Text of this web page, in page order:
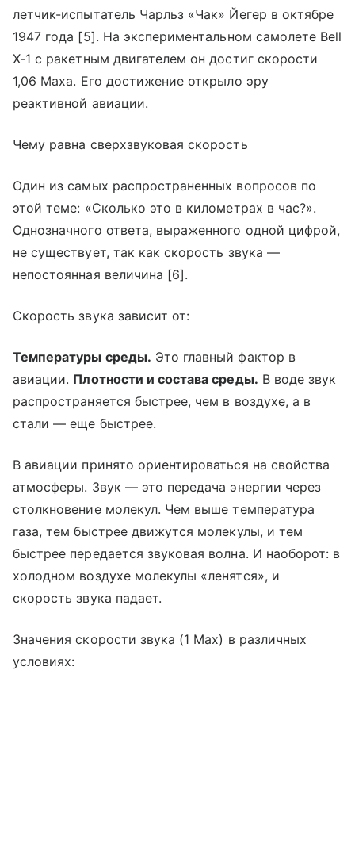
летчик-испытатель Чарльз «Чак» Йегер в октябре
1947 года [5]. На экспериментальном самолете Bell
X-1 с ракетным двигателем он достиг скорости
1,06 Маха. Его достижение открыло эру
реактивной авиации.
Чему равна сверхзвуковая скорость
Один из самых распространенных вопросов по
этой теме: «Сколько это в километрах в час?».
Однозначного ответа, выраженного одной цифрой,
не существует, так как скорость звука —
непостоянная величина [6].
Скорость звука зависит от:
Температуры среды. Это главный фактор в
авиации. Плотности и состава среды. В воде звук
распространяется быстрее, чем в воздухе, а в
стали — еще быстрее.
В авиации принято ориентироваться на свойства
атмосферы. Звук — это передача энергии через
столкновение молекул. Чем выше температура
газа, тем быстрее движутся молекулы, и тем
быстрее передается звуковая волна. И наоборот: в
холодном воздухе молекулы «ленятся», и
скорость звука падает.
Значения скорости звука (1 Мах) в различных
условиях: